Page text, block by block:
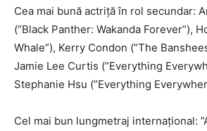
Cea mai bună actriţă în rol secundar:
(”Black Panther: Wakanda Forever”),
Whale”), Kerry Condon (”The
Jamie Lee Curtis (”Everything
Stephanie Hsu (”Everything
Cel mai bun lungmetraj internaţional: